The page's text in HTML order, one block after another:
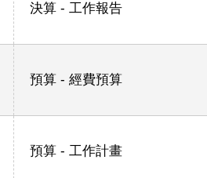
決算 - 工作報告
預算 - 經費預算
預算 - 工作計畫